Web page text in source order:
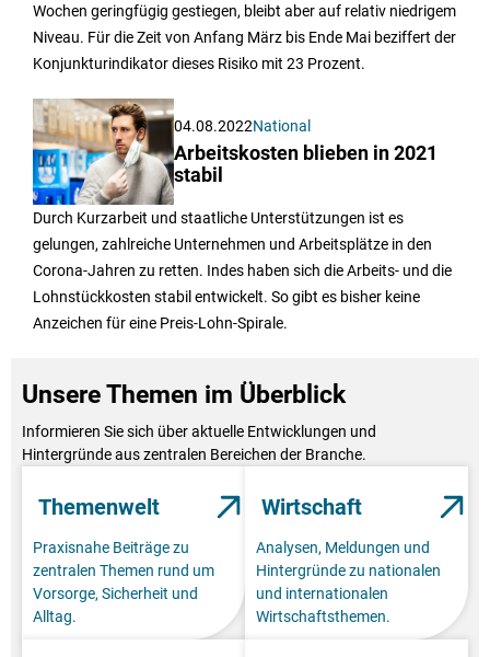
Wochen geringfügig gestiegen, bleibt aber auf relativ niedrigem
Niveau. Für die Zeit von Anfang März bis Ende Mai beziffert der
Konjunkturindikator dieses Risiko mit 23 Prozent.
04.08.2022National
Arbeitskosten blieben in 2021
stabil
Durch Kurzarbeit und staatliche Unterstützungen ist es
gelungen, zahlreiche Unternehmen und Arbeitsplätze in den
Corona-Jahren zu retten. Indes haben sich die Arbeits- und die
Lohnstückkosten stabil entwickelt. So gibt es bisher keine
Anzeichen für eine Preis-Lohn-Spirale.
Unsere Themen im Überblick
Informieren Sie sich über aktuelle Entwicklungen und
Hintergründe aus zentralen Bereichen der Branche.
Themenwelt
Praxisnahe Beiträge zu
zentralen Themen rund um
Vorsorge, Sicherheit und
Alltag.
Wirtschaft
Analysen, Meldungen und
Hintergründe zu nationalen
und internationalen
Wirtschaftsthemen.